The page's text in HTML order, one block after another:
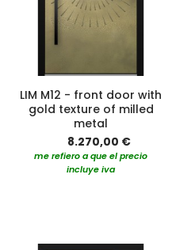
LIM M12 - front door with
gold texture of milled
metal
8.270,00 €
me refiero a que el precio
incluye iva